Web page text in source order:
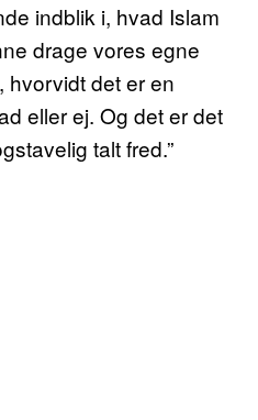
indblik i, hvad Islam
drage vores egne
hvorvidt det er en
eller ej. Og det er det
talt fred.”